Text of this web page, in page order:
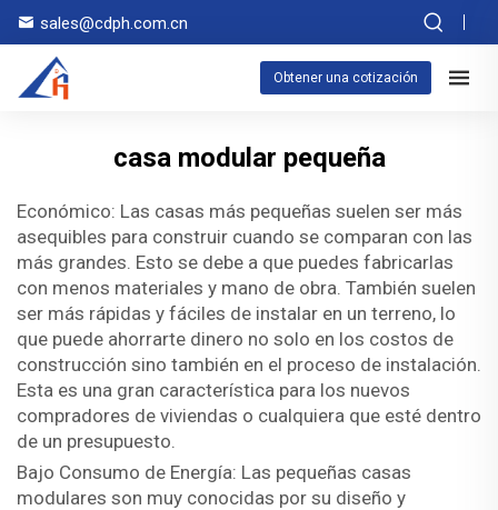
sales@cdph.com.cn
Obtener una cotización
casa modular pequeña
Económico: Las casas más pequeñas suelen ser más
asequibles para construir cuando se comparan con las
más grandes. Esto se debe a que puedes fabricarlas
con menos materiales y mano de obra. También suelen
ser más rápidas y fáciles de instalar en un terreno, lo
que puede ahorrarte dinero no solo en los costos de
construcción sino también en el proceso de instalación.
Esta es una gran característica para los nuevos
compradores de viviendas o cualquiera que esté dentro
de un presupuesto.
Bajo Consumo de Energía: Las pequeñas casas
modulares son muy conocidas por su diseño y